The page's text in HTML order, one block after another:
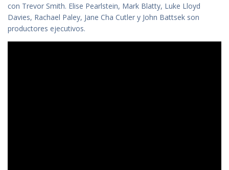
con Trevor Smith. Elise Pearlstein, Mark Blatty, Luke Lloyd
Davies, Rachael Paley, Jane Cha Cutler y John Battsek son
productores ejecutivos.